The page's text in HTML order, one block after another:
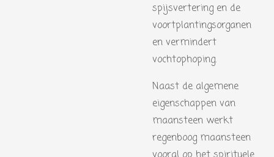
spijsvertering en de
voortplantingsorganen
en vermindert
vochtophoping.
Naast de algemene
eigenschappen van
maansteen werkt
regenboog maansteen